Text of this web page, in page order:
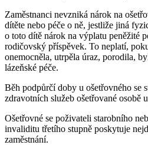
Zaměstnanci nevzniká nárok na
dítěte nebo péče o ně, jestliže jiná
o toto dítě nárok na výplatu peněžité
rodičovský příspěvek. To neplatí,
onemocněla, utrpěla úraz, porodila,
lázeňské péče.
Běh podpůrčí doby u ošetřovného se
zdravotních služeb ošetřované osobě
Ošetřovné se poživateli starobního
invaliditu třetího stupně poskytuje
zaměstnání.